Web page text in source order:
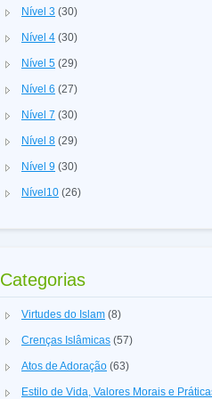
Nível 3 (30)
Nível 4 (30)
Nível 5 (29)
Nível 6 (27)
Nível 7 (30)
Nível 8 (29)
Nível 9 (30)
Nível10 (26)
Categorias
Virtudes do Islam (8)
Crenças Islâmicas (57)
Atos de Adoração (63)
Estilo de Vida, Valores Morais e